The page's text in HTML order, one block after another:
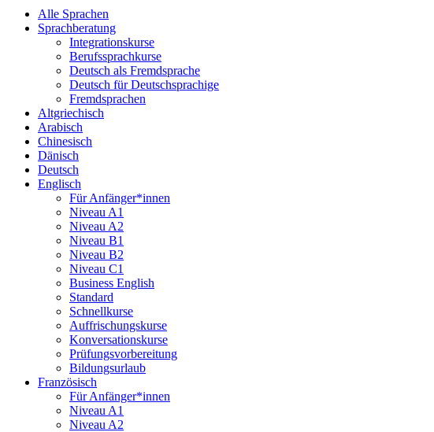
Alle Sprachen
Sprachberatung
Integrationskurse
Berufssprachkurse
Deutsch als Fremdsprache
Deutsch für Deutschsprachige
Fremdsprachen
Altgriechisch
Arabisch
Chinesisch
Dänisch
Deutsch
Englisch
Für Anfänger*innen
Niveau A1
Niveau A2
Niveau B1
Niveau B2
Niveau C1
Business English
Standard
Schnellkurse
Auffrischungskurse
Konversationskurse
Prüfungsvorbereitung
Bildungsurlaub
Französisch
Für Anfänger*innen
Niveau A1
Niveau A2